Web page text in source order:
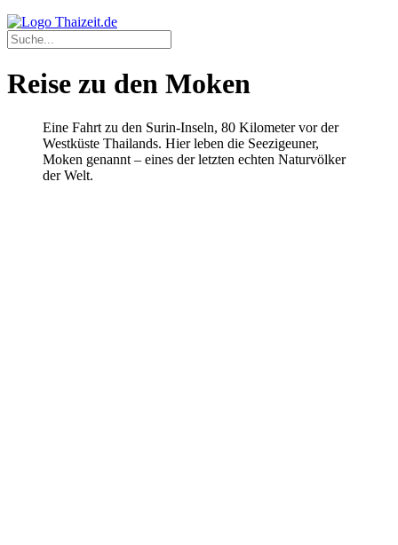
Reise zu den Moken
Eine Fahrt zu den Surin-Inseln, 80 Kilometer vor der
Westküste Thailands. Hier leben die Seezigeuner,
Moken genannt – eines der letzten echten Naturvölker
der Welt.